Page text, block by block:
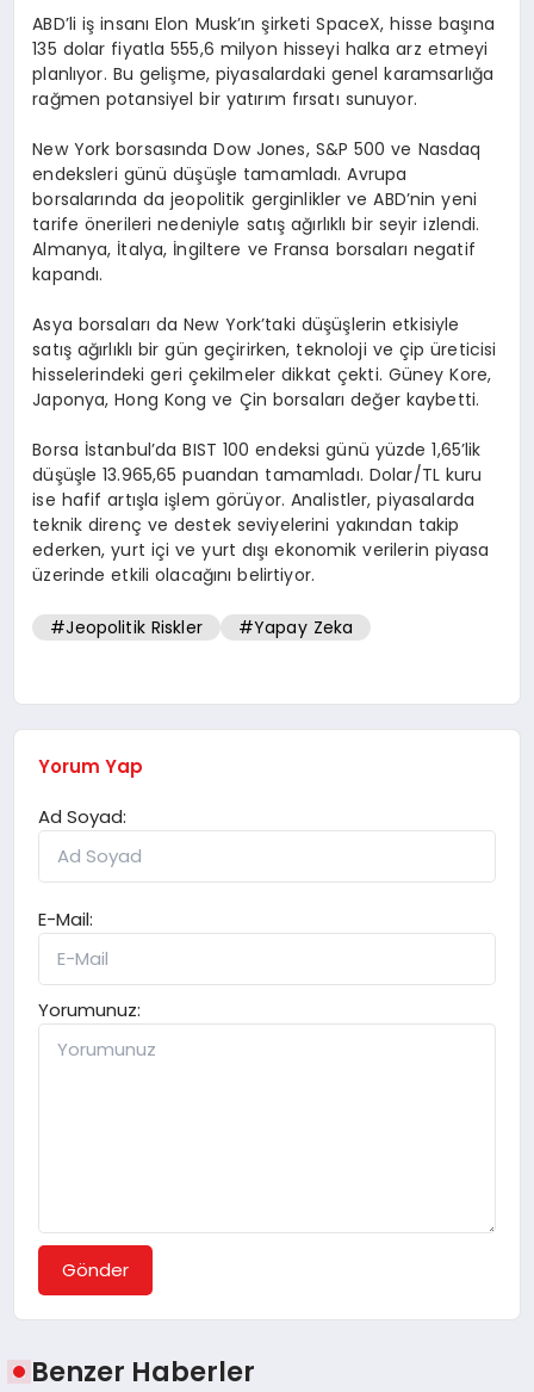
ABD’li iş insanı Elon Musk’ın şirketi SpaceX, hisse başına
135 dolar fiyatla 555,6 milyon hisseyi halka arz etmeyi
planlıyor. Bu gelişme, piyasalardaki genel karamsarlığa
rağmen potansiyel bir yatırım fırsatı sunuyor.
New York borsasında Dow Jones, S&P 500 ve Nasdaq
endeksleri günü düşüşle tamamladı. Avrupa
borsalarında da jeopolitik gerginlikler ve ABD’nin yeni
tarife önerileri nedeniyle satış ağırlıklı bir seyir izlendi.
Almanya, İtalya, İngiltere ve Fransa borsaları negatif
kapandı.
Asya borsaları da New York’taki düşüşlerin etkisiyle
satış ağırlıklı bir gün geçirirken, teknoloji ve çip üreticisi
hisselerindeki geri çekilmeler dikkat çekti. Güney Kore,
Japonya, Hong Kong ve Çin borsaları değer kaybetti.
Borsa İstanbul’da BIST 100 endeksi günü yüzde 1,65’lik
düşüşle 13.965,65 puandan tamamladı. Dolar/TL kuru
ise hafif artışla işlem görüyor. Analistler, piyasalarda
teknik direnç ve destek seviyelerini yakından takip
ederken, yurt içi ve yurt dışı ekonomik verilerin piyasa
üzerinde etkili olacağını belirtiyor.
#Jeopolitik Riskler #Yapay Zeka
Yorum Yap
Ad Soyad:
E-Mail:
Yorumunuz:
Gönder
Benzer Haberler